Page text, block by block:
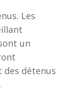
Les
un
des détenus